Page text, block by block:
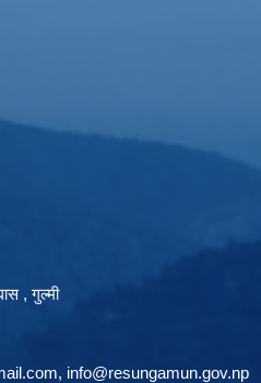
, गुल्मी
, info@resungamun.gov.np